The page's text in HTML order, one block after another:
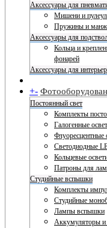
Аксессуары для
Мишени и
Пружины и
Аксессуары для
Кольца и
фонарей
Аксессуары для
+-
Постоянный свет
Комплекты
Галогенные
Флуоресцентные
Светодиодные
Кольцевые
Патроны для
Студийные вспышки
Комплекты
Студийные
Лампы вспышки
Аккумуляторы и